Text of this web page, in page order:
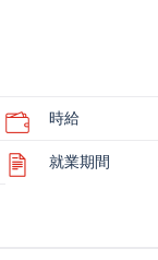
時給
就業期間